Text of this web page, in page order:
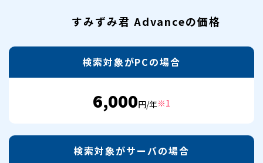
すみずみ君 Advanceの価格
検索対象がPCの場合
6,000円/年※1
検索対象がサーバの場合